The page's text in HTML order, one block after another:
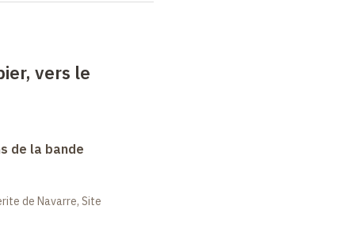
vers le
de la bande
de Navarre, Site